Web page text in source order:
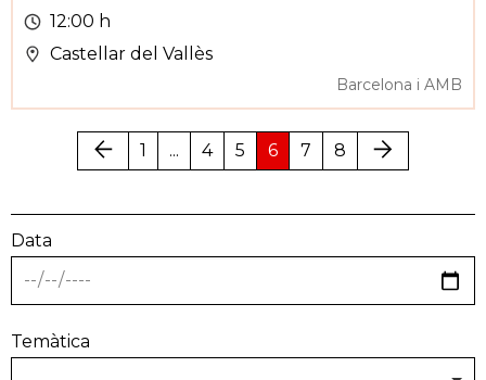
12:00 h
Castellar del Vallès
Barcelona i AMB
1 ... 4 5 6 7
8
Data
Temàtica